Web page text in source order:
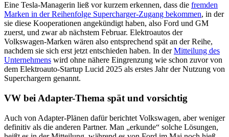
Eine Tesla-Managerin ließ vor kurzem erkennen, dass die fremden
Marken in der Reihenfolge Supercharger-Zugang bekommen, in der
sie diese Kooperationen angekündigt haben, also Ford und GM
zuerst, und zwar ab nächstem Februar. Elektroautos der
Volkswagen-Marken wären also entsprechend spät an der Reihe,
nachdem sie sich erst jetzt entschieden haben. In derMitteilung des
Unternehmens wird ohne nähere Eingrenzung wie schon zuvor von
dem Elektroauto-Startup Lucid 2025 als erstes Jahr der Nutzung von
Superchargern genannt.
VW bei Adapter-Thema spät und vorsichtig
Auch von Adapter-Plänen dafür berichtet Volkswagen, aber weniger
definitiv als die anderen Partner. Man „erkunde“ solche Lösungen,